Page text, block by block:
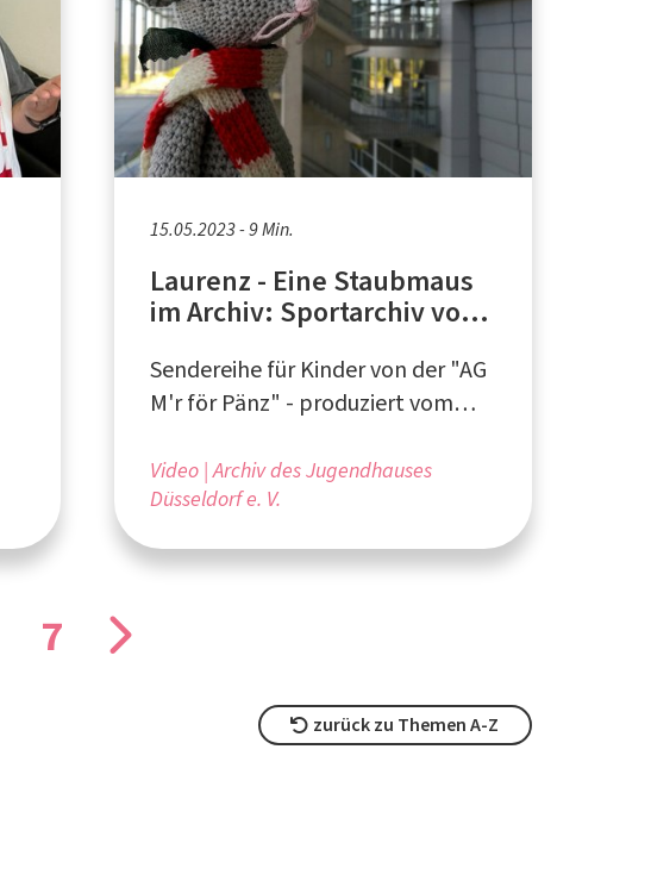
15.05.2023 - 9 Min.
Laurenz - Eine Staubmaus
im Archiv: Sportarchiv von
Sendereihe für Kinder von der "AG
M'r för Pänz" - produziert vom
Düsseldorf e. V.
Video Archiv des Jugendhauses
Düsseldorf e. V.
7
zurück zu Themen A-Z